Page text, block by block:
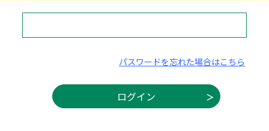
パスワードを忘れた場合はこちら